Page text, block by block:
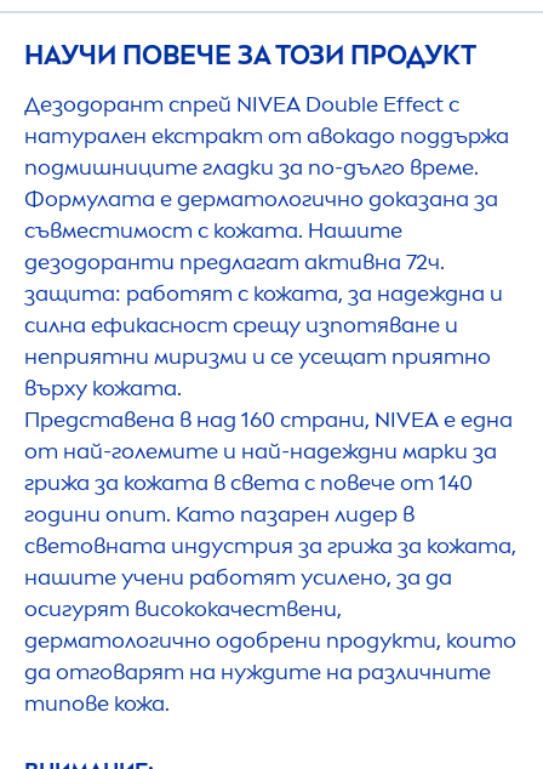
НАУЧИ ПОВЕЧЕ ЗА ТОЗИ ПРОДУКТ
Дезодорант спрей NIVEA Double Effect с
натурален екстракт от авокадо поддържа
подмишниците гладки за по-дълго време.
Формулата е дерматологично доказана за
съвместимост с кожата. Нашите
дезодоранти предлагат активна 72ч.
защита: работят с кожата, за надеждна и
силна ефикасност срещу изпотяване и
неприятни миризми и се усещат приятно
върху кожата.
Представена в над 160 страни, NIVEAе една
от най-големите и най-надеждни марки за
грижа за кожата в света с повече от 140
години опит. Като пазарен лидер в
световната индустрия за грижа за кожата,
нашите учени работят усилено, за да
осигурят висококачествени,
дерматологично одобрени продукти, които
да отговарят на нуждите на различните
типове кожа.